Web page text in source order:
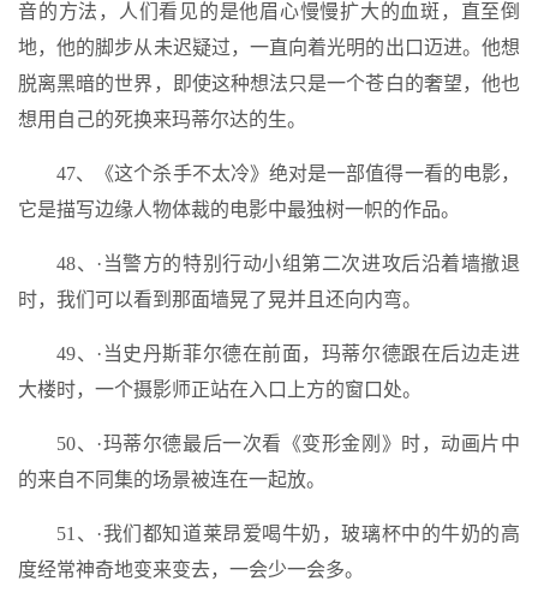
音的方法，人们看见的是他眉心慢慢扩大的血斑，直至倒
地，他的脚步从未迟疑过，一直向着光明的出口迈进。他想
脱离黑暗的世界，即使这种想法只是一个苍白的奢望，他也
想用自己的死换来玛蒂尔达的生。
47、《这个杀手不太冷》绝对是一部值得一看的电影，
它是描写边缘人物体裁的电影中最独树一帜的作品。
48、·当警方的特别行动小组第二次进攻后沿着墙撤退
时，我们可以看到那面墙晃了晃并且还向内弯。
49、·当史丹斯菲尔德在前面，玛蒂尔德跟在后边走进
大楼时，一个摄影师正站在入口上方的窗口处。
50、·玛蒂尔德最后一次看《变形金刚》时，动画片中
的来自不同集的场景被连在一起放。
51、·我们都知道莱昂爱喝牛奶，玻璃杯中的牛奶的高
度经常神奇地变来变去，一会少一会多。